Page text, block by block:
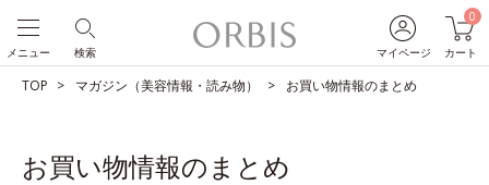
マイページ
0
カート
検索
メニュー
TOP マガジン（美容情報・読み物） お買い物情報のまとめ
お買い物情報のまとめ